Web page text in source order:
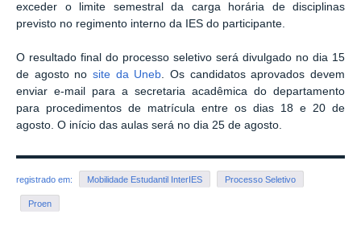
exceder o limite semestral da carga horária de disciplinas
previsto no regimento interno da IES do participante.
O resultado final do processo seletivo será divulgado no dia 15
de agosto no site da Uneb . Os candidatos aprovados devem
enviar e-mail para a secretaria acadêmica do departamento
para procedimentos de matrícula entre os dias 18 e 20 de
agosto. O início das aulas será no dia 25 de agosto.
registrado em: Mobilidade Estudantil InterIES Processo Seletivo
Proen